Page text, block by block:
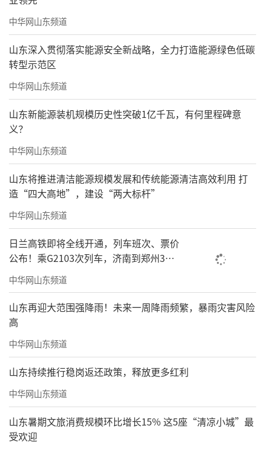
中华网山东频道
山东深入贯彻落实能源安全新战略，全力打造能源绿色低碳
转型示范区
中华网山东频道
山东新能源装机规模历史性突破1亿千瓦，有何里程碑意
义？
中华网山东频道
山东将推进清洁能源规模发展和传统能源清洁高效利用 打
造“四大高地”，建设“两大标杆”
中华网山东频道
日兰高铁即将全线开通，列车班次、票价
公布！乘G2103次列车，济南到郑州3小
时到达
中华网山东频道
山东再迎大范围强降雨！未来一周降雨频繁，暴雨灾害风险
高
中华网山东频道
山东持续推行稳岗返还政策，释放更多红利
中华网山东频道
山东暑期文旅消费规模环比增长15% 这5座“清凉小城”最
受欢迎